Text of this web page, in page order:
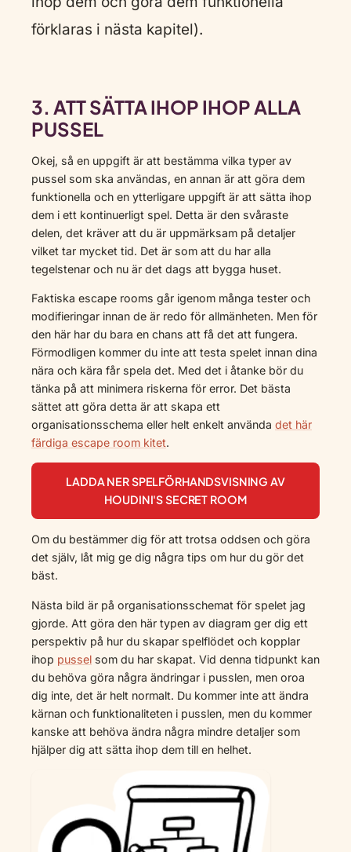
förklaras i nästa kapitel).
3. ATT SÄTTA IHOP IHOP ALLA
PUSSEL
Okej, så en uppgift är att bestämma vilka typer av
pussel som ska användas, en annan är att göra dem
funktionella och en ytterligare uppgift är att sätta ihop
dem i ett kontinuerligt spel. Detta är den svåraste
delen, det kräver att du är uppmärksam på detaljer
vilket tar mycket tid. Det är som att du har alla
tegelstenar och nu är det dags att bygga huset.
Faktiska escape rooms går igenom många tester och
modifieringar innan de är redo för allmänheten. Men för
den här har du bara en chans att få det att fungera.
Förmodligen kommer du inte att testa spelet innan dina
nära och kära får spela det. Med det i åtanke bör du
tänka på att minimera riskerna för error. Det bästa
sättet att göra detta är att skapa ett
organisationsschema eller helt enkelt använda det här
färdiga escape room kitet.
LADDA NER SPELFÖRHANDSVISNING AV
HOUDINI'S SECRET ROOM
Om du bestämmer dig för att trotsa oddsen och göra
det själv, låt mig ge dig några tips om hur du gör det
bäst.
Nästa bild är på organisationsschemat för spelet jag
gjorde. Att göra den här typen av diagram ger dig ett
perspektiv på hur du skapar spelflödet och kopplar
ihop pussel som du har skapat. Vid denna tidpunkt kan
du behöva göra några ändringar i pusslen, men oroa
dig inte, det är helt normalt. Du kommer inte att ändra
kärnan och funktionaliteten i pusslen, men du kommer
kanske att behöva ändra några mindre detaljer som
hjälper dig att sätta ihop dem till en helhet.